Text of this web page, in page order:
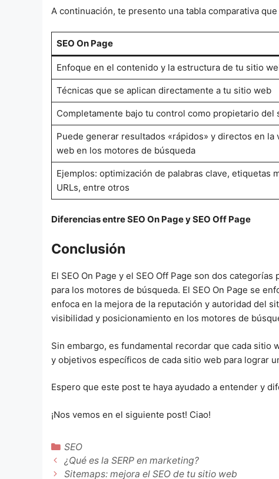
A continuación, te presento una tabla comparativa
SEO On Page
Enfoque en el contenido y la estructura de tu sitio
Técnicas que se aplican directamente a tu sitio web
Completamente bajo tu control como propietario del
Puede generar resultados «rápidos» y directos en la
web en los motores de búsqueda
Ejemplos: optimización de palabras clave, etiquetas
URLs, entre otros
Diferencias entre SEO On Page y SEO Off Page
Conclusión
El SEO On Page y el SEO Off Page son dos
para los motores de búsqueda. El SEO On Page se
enfoca en la mejora de la reputación y autoridad del
visibilidad y posicionamiento en los motores de
Sin embargo, es fundamental recordar que cada sitio
y objetivos específicos de cada sitio web para lograr
Espero que este post te haya ayudado a entender y
¡Nos vemos en el siguiente post! Ciao!
Categorías
SEO
¿Qué es la SERP en marketing?
Sitemaps: mejora el SEO de tu sitio web